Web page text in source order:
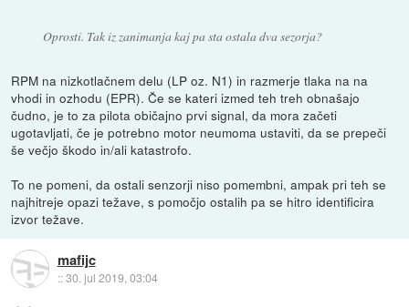
Oprosti. Tak iz zanimanja kaj pa sta ostala dva sezorja?
RPM na nizkotlačnem delu (LP oz. N1) in razmerje tlaka na na
vhodi in ozhodu (EPR). Če se kateri izmed teh treh obnašajo
čudno, je to za pilota običajno prvi signal, da mora začeti
ugotavljati, če je potrebno motor neumoma ustaviti, da se prepeči
še večjo škodo in/ali katastrofo.
To ne pomeni, da ostali senzorji niso pomembni, ampak pri teh se
najhitreje opazi težave, s pomočjo ostalih pa se hitro identificira
izvor težave.
mafijc
::30. jul 2019, 03:04